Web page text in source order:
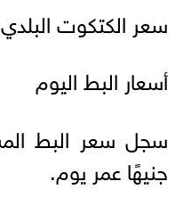
سعر الكتكوت البلدي
أسعار البط اليوم
جنيهًا عمر يوم.